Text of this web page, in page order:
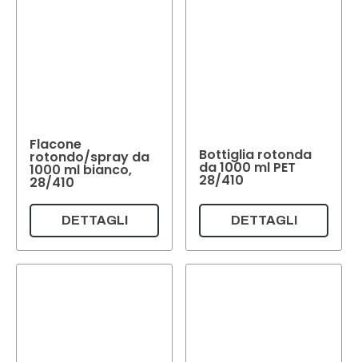
Flacone
rotondo/spray da
1000 ml bianco,
28/410
DETTAGLI
Bottiglia rotonda
da 1000 ml PET
28/410
DETTAGLI